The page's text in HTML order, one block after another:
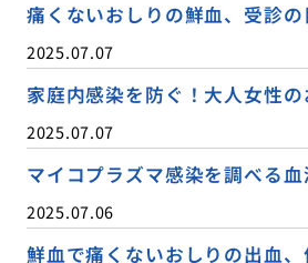
痛くないおしりの鮮血、受診
2025.07.07
家庭内感染を防ぐ！大人女性
2025.07.07
マイコプラズマ感染を調べる
2025.07.06
鮮血で痛くないおしりの出血